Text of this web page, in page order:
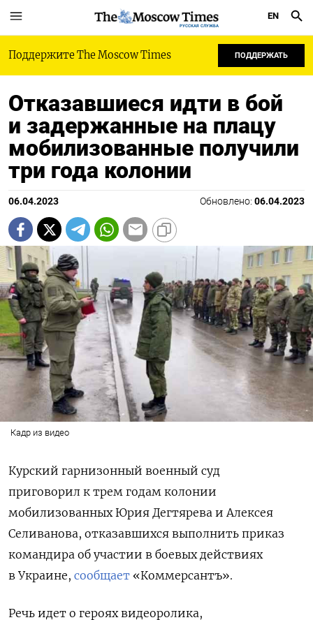
РУССКАЯ СЛУЖБА
EN
Поддержите The Moscow Times ПОДДЕРЖАТЬ
Отказавшиеся идти в бой
и задержанные на плацу
мобилизованные получили
три года колонии
06.04.2023 Обновлено: 06.04.2023
Кадр из видео
Курский гарнизонный военный суд
приговорил к трем годам колонии
мобилизованных Юрия Дегтярева и Алексея
Селиванова, отказавшихся выполнить приказ
командира об участии в боевых действиях
в Украине, сообщает «Коммерсантъ».
Речь идет о героях видеоролика,